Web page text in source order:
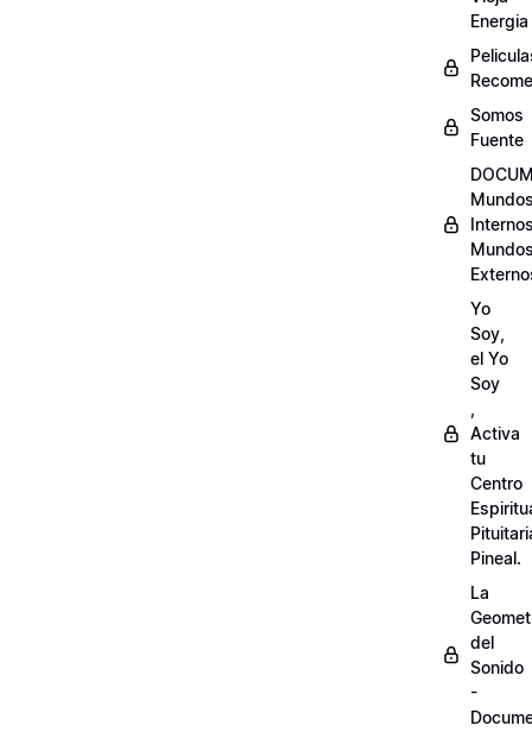
Energia
Somos
Fuente
Yo
Soy,
el Yo
Soy
Activa
tu
Centro
Pineal.
La
del
Sonido
-